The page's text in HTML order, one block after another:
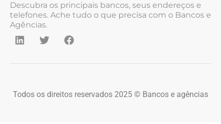
Descubra os principais bancos, seus endereços e
telefones. Ache tudo o que precisa com o Bancos e
Agências.
Todos os direitos reservados 2025 © Bancos e agências